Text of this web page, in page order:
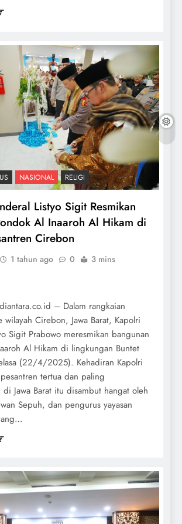
NASIONAL RELIGI
Listyo Sigit Resmikan
Al Inaaroh Al Hikam di
Cirebon
1 tahun ago 0 3 mins
– Dalam rangkaian
wilayah Cirebon, Jawa Barat, Kapolri
Sigit Prabowo meresmikan bangunan
Al Hikam di lingkungan Buntet
(22/4/2025). Kehadiran Kapolri
tertua dan paling
Jawa Barat itu disambut hangat oleh
Sepuh, dan pengurus yayasan